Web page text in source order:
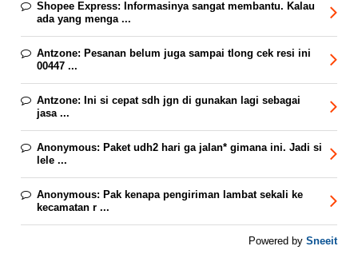
Shopee Express: Informasinya sangat membantu. Kalau
ada yang menga ...
Antzone: Pesanan belum juga sampai tlong cek resi ini
00447 ...
Antzone: Ini si cepat sdh jgn di gunakan lagi sebagai
jasa ...
Anonymous: Paket udh2 hari ga jalan* gimana ini. Jadi si
lele ...
Anonymous: Pak kenapa pengiriman lambat sekali ke
kecamatan r ...
Powered by Sneeit